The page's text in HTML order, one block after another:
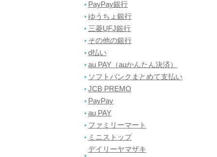
PayPay銀行
ゆうちょ銀行
三菱UFJ銀行
その他の銀行
d払い
au PAY（auかんたん決済）
ソフトバンクまとめて支払い
JCB PREMO
PayPay
au PAY
ファミリーマート
ミニストップ
デイリーヤマザキ